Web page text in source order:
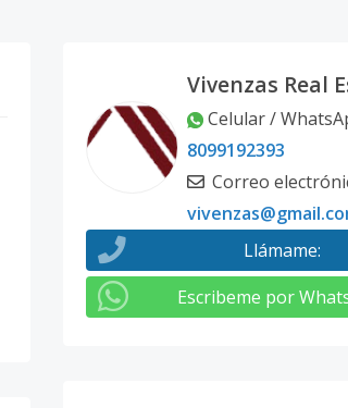
Vivenzas Real
Celular /
8099192393
Correo
Llámame:
Escribeme por